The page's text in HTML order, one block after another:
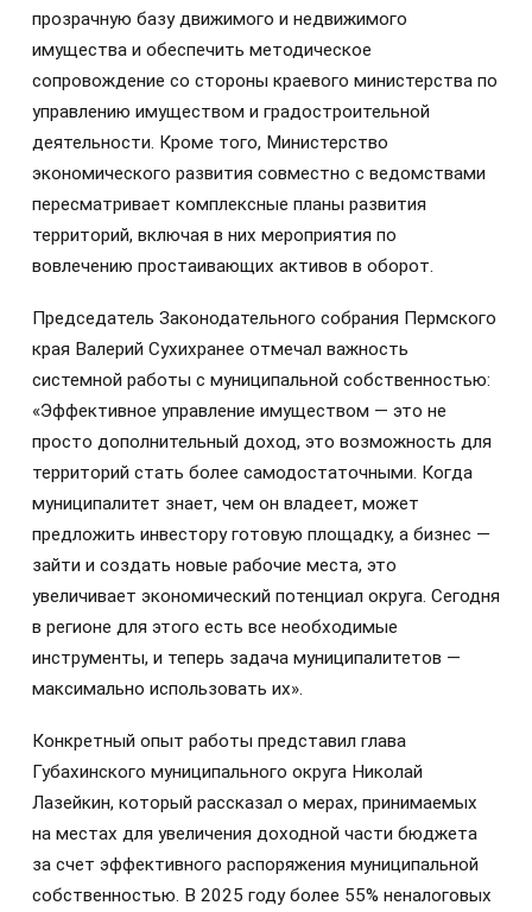
прозрачную базу движимого и недвижимого
имущества и обеспечить методическое
сопровождение со стороны краевого министерства по
управлению имуществом и градостроительной
деятельности. Кроме того, Министерство
экономического развития совместно с ведомствами
пересматривает комплексные планы развития
территорий, включая в них мероприятия по
вовлечению простаивающих активов в оборот.
Председатель Законодательного собрания Пермского
края Валерий Сухихранее отмечал важность
системной работы с муниципальной собственностью:
«Эффективное управление имуществом — это не
просто дополнительный доход, это возможность для
территорий стать более самодостаточными. Когда
муниципалитет знает, чем он владеет, может
предложить инвестору готовую площадку, а бизнес —
зайти и создать новые рабочие места, это
увеличивает экономический потенциал округа. Сегодня
в регионе для этого есть все необходимые
инструменты, и теперь задача муниципалитетов —
максимально использовать их».
Конкретный опыт работы представил глава
Губахинского муниципального округа Николай
Лазейкин, который рассказал о мерах, принимаемых
на местах для увеличения доходной части бюджета
за счет эффективного распоряжения муниципальной
собственностью. В 2025 году более 55% неналоговых